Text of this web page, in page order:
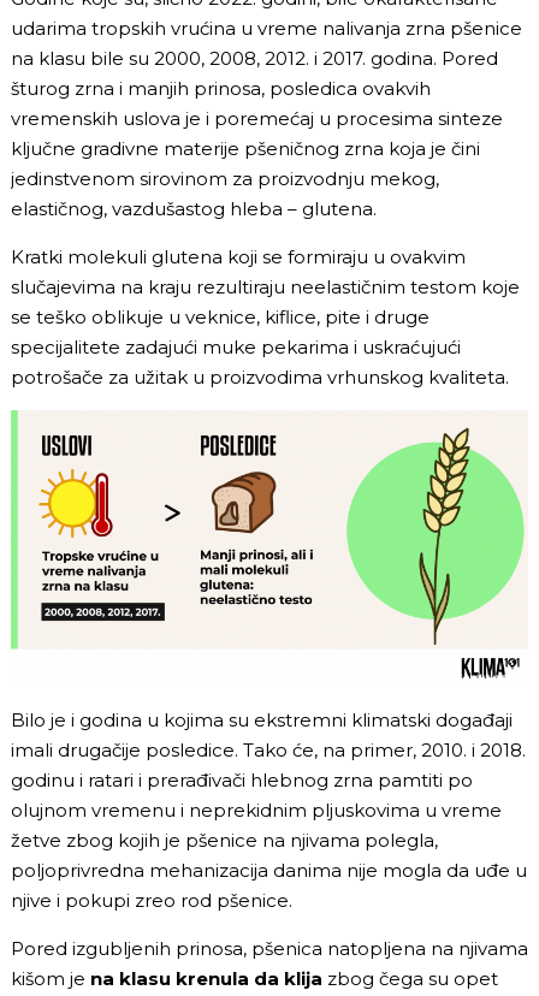
udarima tropskih vrućina u vreme nalivanja zrna pšenice
na klasu bile su 2000, 2008, 2012. i 2017. godina. Pored
šturog zrna i manjih prinosa, posledica ovakvih
vremenskih uslova je i poremećaj u procesima sinteze
ključne gradivne materije pšeničnog zrna koja je čini
jedinstvenom sirovinom za proizvodnju mekog,
elastičnog, vazdušastog hleba – glutena.
Kratki molekuli glutena koji se formiraju u ovakvim
slučajevima na kraju rezultiraju neelastičnim testom koje
se teško oblikuje u veknice, kiflice, pite i druge
specijalitete zadajući muke pekarima i uskraćujući
potrošače za užitak u proizvodima vrhunskog kvaliteta.
Bilo je i godina u kojima su ekstremni klimatski događaji
imali drugačije posledice. Tako će, na primer, 2010. i 2018.
godinu i ratari i prerađivači hlebnog zrna pamtiti po
olujnom vremenu i neprekidnim pljuskovima u vreme
žetve zbog kojih je pšenice na njivama polegla,
poljoprivredna mehanizacija danima nije mogla da uđe u
njive i pokupi zreo rod pšenice.
Pored izgubljenih prinosa, pšenica natopljena na njivama
kišom je na klasu krenula da klija zbog čega su opet